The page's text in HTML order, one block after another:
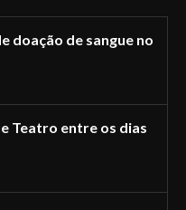
doação de sangue no
Teatro entre os dias